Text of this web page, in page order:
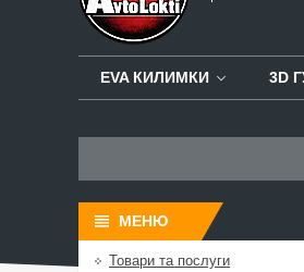
EVA КИЛИМКИ 3D
Товари та послуги